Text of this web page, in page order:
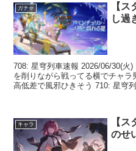
ガチャ
【
し過
708: 星穹列車速報 2026/06/30(火
を削りながら戦ってる横でチャ
高低差で風邪ひきそう 710: 星穹
キャラ
【
のせ